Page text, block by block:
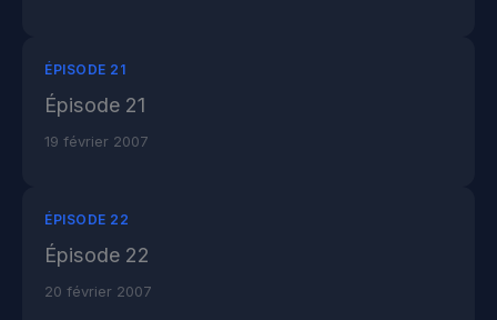
ÉPISODE 21
Épisode 21
19 février 2007
ÉPISODE 22
Épisode 22
20 février 2007